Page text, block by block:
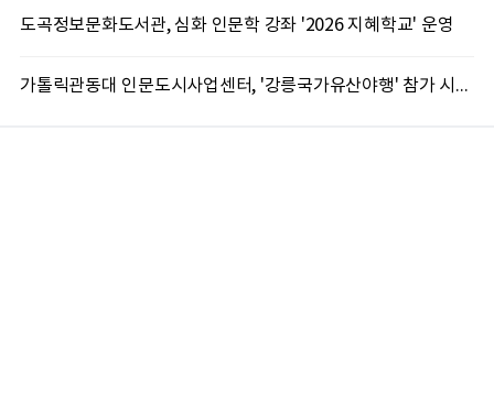
도곡정보문화도서관, 심화 인문학 강좌 '2026 지혜학교' 운영
가톨릭관동대 인문도시사업센터, '강릉국가유산야행' 참가 시민 15명 모집